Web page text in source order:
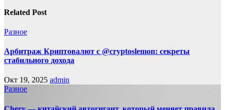
Related Post
Разное
Арбитраж Криптовалют с @cryptoslemon: секреты
стабильного дохода
Окт 19, 2025 admin
Разное